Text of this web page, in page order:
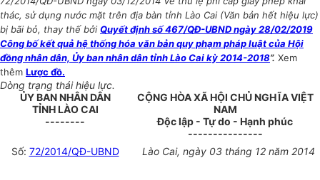
thác, sử dụng nước mặt trên địa bàn tỉnh Lào Cai (Văn bản hết hiệu lực)
bị bãi bỏ, thay thế bởi Quyết định số 467/QĐ-UBND ngày 28/02/2019
Công bố kết quả hệ thống hóa văn bản quy phạm pháp luật của Hội
đồng nhân dân, Ủy ban nhân dân tỉnh Lào Cai kỳ 2014-2018”. Xem
thêm Lược đồ.
Dòng trạng thái hiệu lực.
ỦY BAN NHÂN DÂN
TỈNH LÀO CAI
--------
CỘNG HÒA XÃ HỘI CHỦ NGHĨA VIỆT
NAM
Độc lập - Tự do - Hạnh phúc
---------------
Số: 72/2014/QĐ-UBND Lào Cai, ngày 03 tháng 12 năm 2014